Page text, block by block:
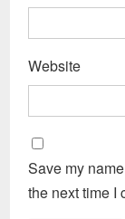
Website
Save my
the next time I